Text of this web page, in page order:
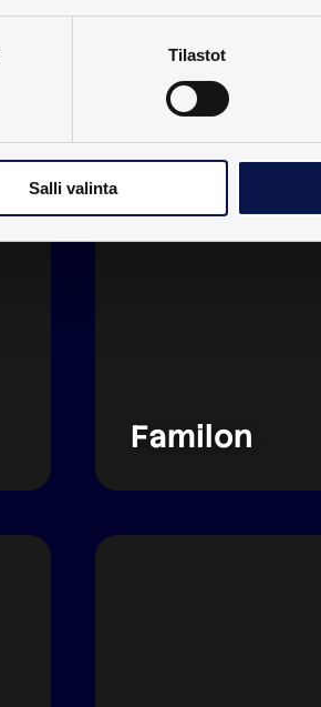
Tilastot
Salli valinta
Familon